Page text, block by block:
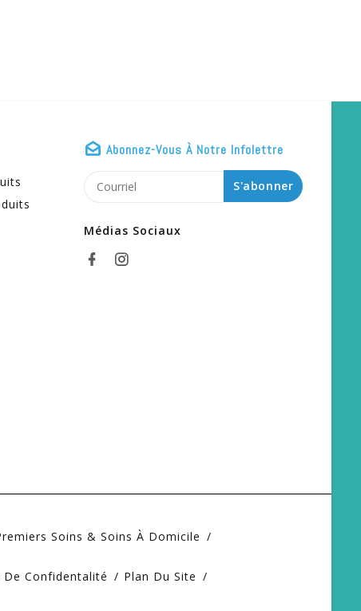
Abonnez-Vous À Notre Infolettre
S'abonner
Médias Sociaux
Soins & Soins À Domicile
Confidentalité
Plan Du Site